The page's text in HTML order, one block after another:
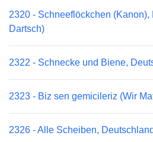
2320 - Schneeflöckchen (Kanon),
Dartsch)
2322 - Schnecke und Biene,
2323 - Biz sen gemicileriz (Wir
2326 - Alle Scheiben,